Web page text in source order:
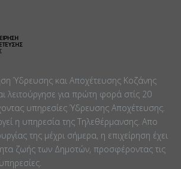
Ύδρευσης και Αποχέτευσης Κοζάνης
λειτούργησε για πρώτη φορά στίς 20
υπηρεσίες Ύδρευσης Αποχέτευσης.
η υπηρεσία της Τηλεθέρμανσης. Απο
της μέχρι σήμερα, η επιχείρηση έχει
ζωής των Δημοτών, προσφέροντας τις